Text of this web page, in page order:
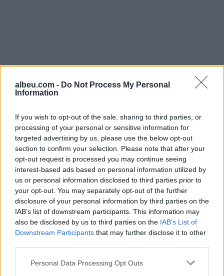
albeu.com - Do Not Process My Personal
Information
If you wish to opt-out of the sale, sharing to third parties, or
processing of your personal or sensitive information for
targeted advertising by us, please use the below opt-out
section to confirm your selection. Please note that after your
opt-out request is processed you may continue seeing
interest-based ads based on personal information utilized by
us or personal information disclosed to third parties prior to
your opt-out. You may separately opt-out of the further
disclosure of your personal information by third parties on the
IAB’s list of downstream participants. This information may
also be disclosed by us to third parties on the IAB’s List of
Downstream Participants that may further disclose it to other
Personal Data Processing Opt Outs
Shtuarmë23.05.2023 20:13
Tags:
lidhje , marredhenie toksike